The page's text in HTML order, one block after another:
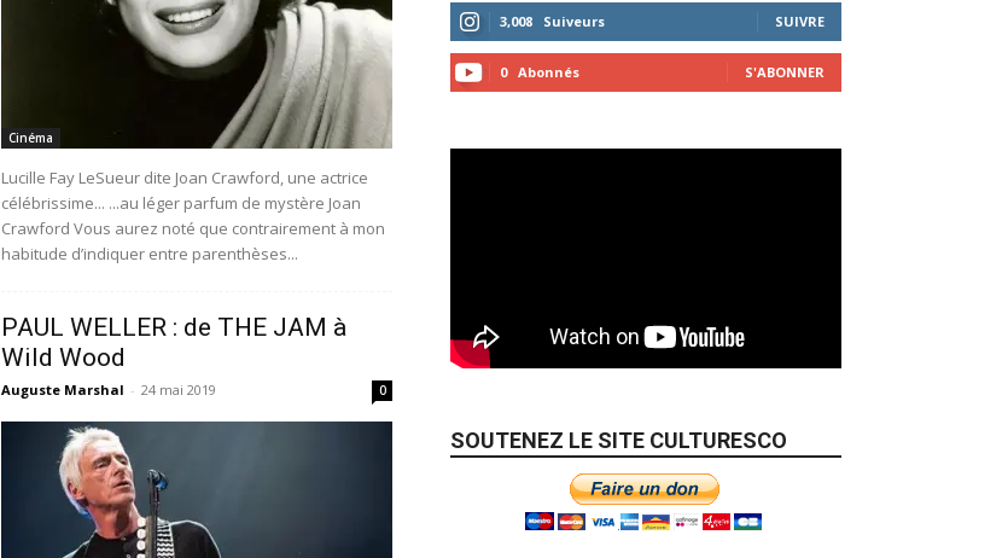
Cinéma
Lucille Fay LeSueur dite Joan Crawford, une actrice
célébrissime... ...au léger parfum de mystère Joan
Crawford Vous aurez noté que contrairement à mon
habitude d’indiquer entre parenthèses...
PAUL WELLER : de THE JAM à
Wild Wood
Auguste Marshal - 24 mai 2019 0
3,008 Suiveurs SUIVRE
0 Abonnés S'ABONNER
SOUTENEZ LE SITE CULTURESCO